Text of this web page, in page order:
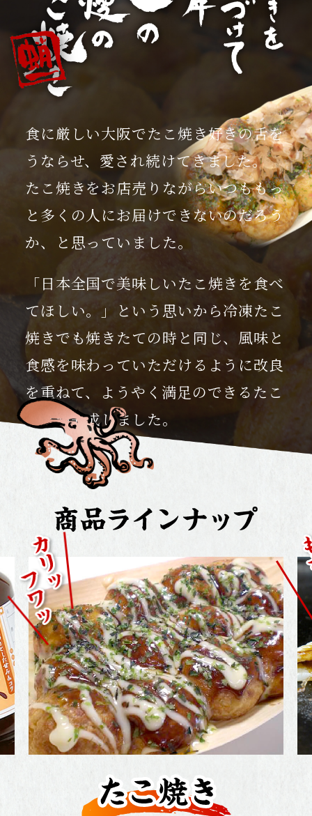
食に厳しい大阪でたこ焼き好きの舌を
うならせ、愛され続けてきました。
たこ焼きをお店売りながらいつももっ
と多くの人にお届けできないのだろう
か、
と思っていました。
「日本全国で美味しいたこ焼きを食べ
てほしい。」という思いから冷凍たこ
焼きでも焼きたての時と同じ、風味と
食感を味わっていただけるように改良
を重ねて、
ようやく満足のできるたこ
焼きが完成しました。